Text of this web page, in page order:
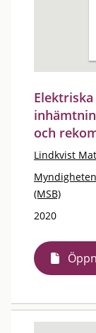
och
Lindkvist
(MSB)
2020